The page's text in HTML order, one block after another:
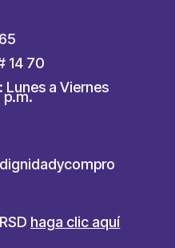
14 70
a Viernes
p.m.
haga clic aquí